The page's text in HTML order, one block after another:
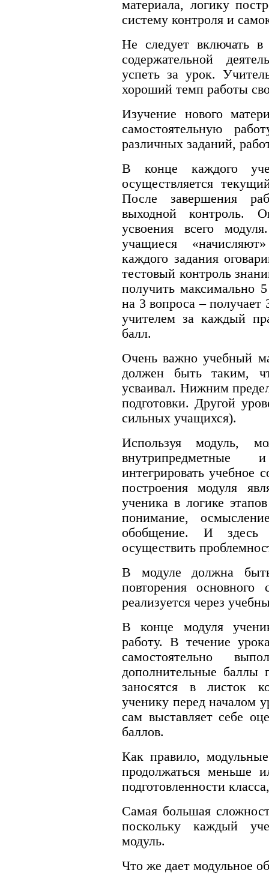
материала, логику
систему контроля и
Не следует включать
содержательной
успеть за урок.
хороший темп работы
Изучение нового
самостоятельную
различных заданий,
В конце каждого
осуществляется
После завершения
выходной контроль.
усвоения всего
учащиеся
каждого задания
тестовый контроль
получить максимально
на 3 вопроса –
учителем за каждый
балл.
Очень важно учебный
должен быть таким,
усваивал. Нижним
подготовки. Другой
сильных учащихся).
Используя модуль,
интегрировать учебное
построения модуля
ученика в логике
понимание,
обобщение. И здесь
осуществить
В модуле должна
повторения основного
реализуется через
В конце модуля
работу. В течение
самостоятельно
дополнительные баллы
заносятся в листок
ученику перед началом
сам выставляет себе
баллов.
Как правило,
продолжаться меньше
подготовленности
Самая большая
поскольку каждый
модуль.
Что же дает модульное